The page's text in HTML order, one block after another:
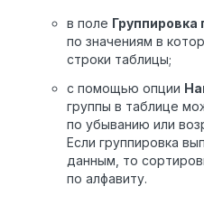
в поле Группировка
по значениям в
строки таблицы;
с помощью опции
группы в таблице
по убыванию или
Если группировка
данным, то
по алфавиту.